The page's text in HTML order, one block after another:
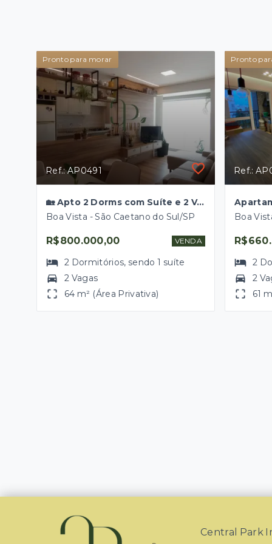
Pronto para morar
Ref.: AP0491
🏡 Apto 2 Dorms com Suíte e 2 Vagas – Lazer Completo no Kennedy Park Home
Boa Vista - São Caetano do Sul/SP
R$800.000,00 VENDA
2 Dormitórios, sendo1 suíte
2 Vagas
64 m² (Área Privativa)
Pronto
Ref.:
Boa
2
2
61
Central Park